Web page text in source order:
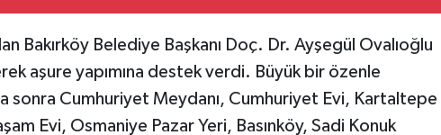
Bakırköy Belediye Başkanı Doç. Dr. Ayşegül Ovalıoğlu
aşure yapımına destek verdi. Büyük bir özenle
sonra Cumhuriyet Meydanı, Cumhuriyet Evi, Kartaltepe
Evi, Osmaniye Pazar Yeri, Basınköy, Sadi Konuk